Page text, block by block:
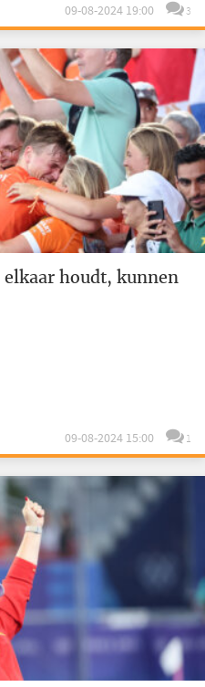
09-08-2024 19:00 3
houdt, kunnen
09-08-2024 15:00 1